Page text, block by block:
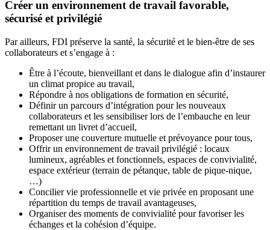
Créer un environnement de travail favorable,
sécurisé et privilégié
Par ailleurs, FDI préserve la santé, la sécurité et le bien-être de ses
collaborateurs et s’engage à :
Être à l’écoute, bienveillant et dans le dialogue afin d’instaurer
un climat propice au travail,
Répondre à nos obligations de formation en sécurité,
Définir un parcours d’intégration pour les nouveaux
collaborateurs et les sensibiliser lors de l’embauche en leur
remettant un livret d’accueil,
Proposer une couverture mutuelle et prévoyance pour tous,
Offrir un environnement de travail privilégié : locaux
lumineux, agréables et fonctionnels, espaces de convivialité,
espace extérieur (terrain de pétanque, table de pique-nique,
…)
Concilier vie professionnelle et vie privée en proposant une
répartition du temps de travail avantageuses,
Organiser des moments de convivialité pour favoriser les
échanges et la cohésion d’équipe.